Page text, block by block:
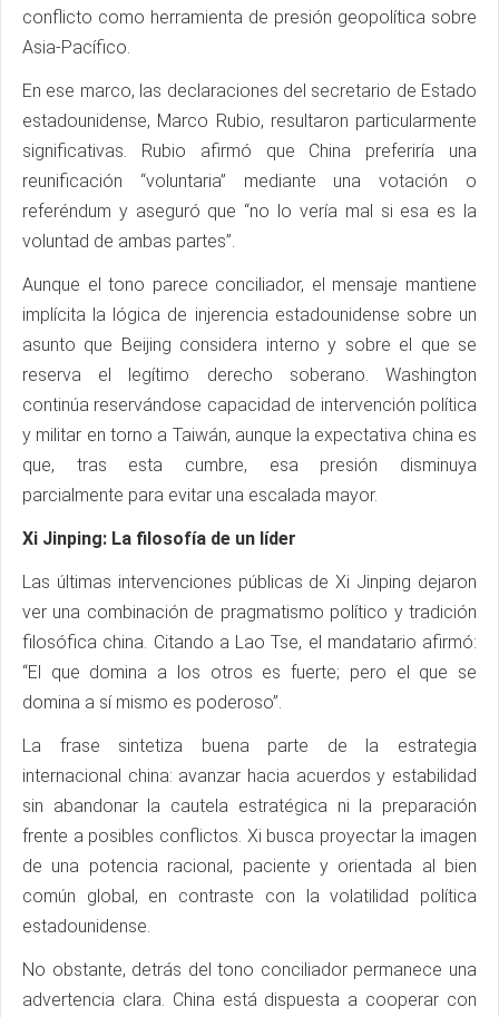
conflicto como herramienta de presión geopolítica sobre
Asia-Pacífico.
En ese marco, las declaraciones del secretario de Estado
estadounidense, Marco Rubio, resultaron particularmente
significativas. Rubio afirmó que China preferiría una
reunificación “voluntaria” mediante una votación o
referéndum y aseguró que “no lo vería mal si esa es la
voluntad de ambas partes”.
Aunque el tono parece conciliador, el mensaje mantiene
implícita la lógica de injerencia estadounidense sobre un
asunto que Beijing considera interno y sobre el que se
reserva el legítimo derecho soberano. Washington
continúa reservándose capacidad de intervención política
y militar en torno a Taiwán, aunque la expectativa china es
que, tras esta cumbre, esa presión disminuya
parcialmente para evitar una escalada mayor.
Xi Jinping: La filosofía de un líder
Las últimas intervenciones públicas de Xi Jinping dejaron
ver una combinación de pragmatismo político y tradición
filosófica china. Citando a Lao Tse, el mandatario afirmó:
“El que domina a los otros es fuerte; pero el que se
domina a sí mismo es poderoso”.
La frase sintetiza buena parte de la estrategia
internacional china: avanzar hacia acuerdos y estabilidad
sin abandonar la cautela estratégica ni la preparación
frente a posibles conflictos. Xi busca proyectar la imagen
de una potencia racional, paciente y orientada al bien
común global, en contraste con la volatilidad política
estadounidense.
No obstante, detrás del tono conciliador permanece una
advertencia clara. China está dispuesta a cooperar con